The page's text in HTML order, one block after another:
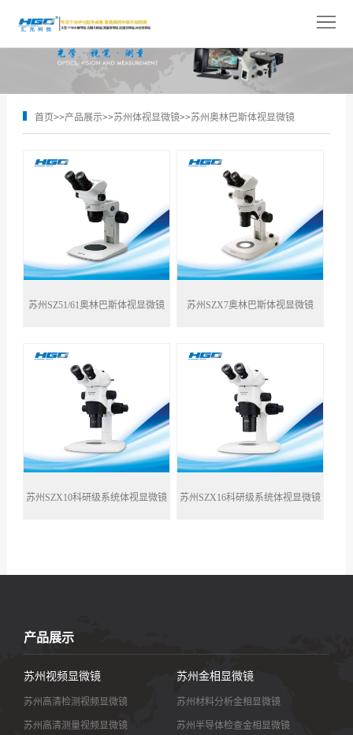
首页>>产品展示>>苏州体视显微镜>>苏州奥林巴斯体视显微镜
苏州SZ51/61奥林巴斯体视显微镜 苏州SZX7奥林巴斯体视显微镜
苏州SZX10科研级系统体视显微镜 苏州SZX16科研级系统体视显微镜
产品展示
苏州视频显微镜
苏州高清检测视频显微镜
苏州高清测量视频显微镜
苏州金相显微镜
苏州材料分析金相显微镜
苏州半导体检查金相显微镜